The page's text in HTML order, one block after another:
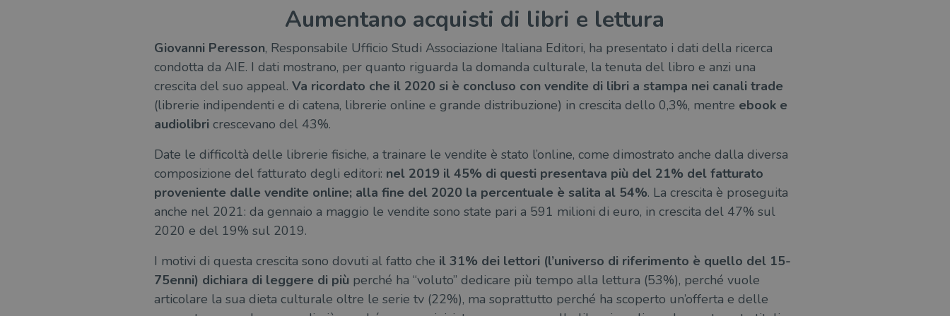
Aumentano acquisti di libri e lettura
Giovanni Peresson, Responsabile Ufficio Studi Associazione Italiana Editori, ha presentato i dati della ricerca
condotta da AIE. I dati mostrano, per quanto riguarda la domanda culturale, la tenuta del libro e anzi una
crescita del suo appeal. Va ricordato che il 2020 si è concluso con vendite di libri a stampa nei canali trade
(librerie indipendenti e di catena, librerie online e grande distribuzione) in crescita dello 0,3%, mentre ebook e
audiolibricrescevano del 43%.
Date le difficoltà delle librerie fisiche, a trainare le vendite è stato l’online, come dimostrato anche dalla diversa
composizione del fatturato degli editori: nel 2019 il 45% di questi presentava più del 21% del fatturato
proveniente dalle vendite online; alla fine del 2020 la percentuale è salita al 54%. La crescita è proseguita
anche nel 2021: da gennaio a maggio le vendite sono state pari a 591 milioni di euro, in crescita del 47% sul
2020 e del 19% sul 2019.
I motivi di questa crescita sono dovuti al fatto che il 31% dei lettori (l’universo di riferimento è quello del 15-
75enni) dichiara di leggere di piùperché ha “voluto” dedicare più tempo alla lettura (53%), perché vuole
articolare la sua dieta culturale oltre le serie tv (22%), ma soprattutto perché ha scoperto un’offerta e delle